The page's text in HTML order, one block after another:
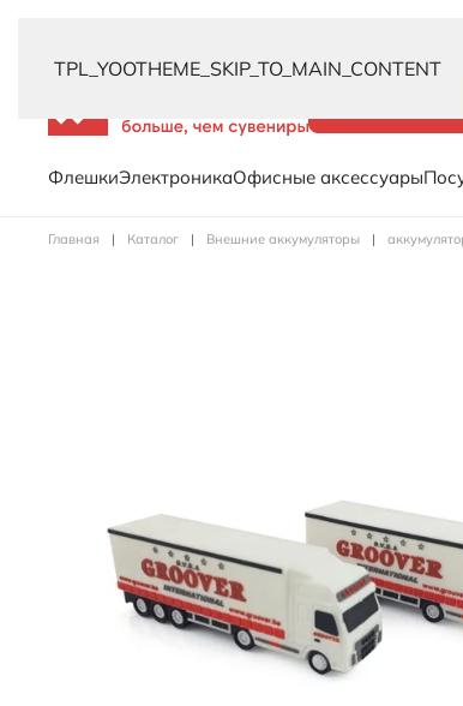
TPL_YOOTHEME_SKIP_TO_MAIN_CONTENT
ФлешкиЭлектроникаОфисные аксессуары
Главная Каталог Внешние аккумуляторы